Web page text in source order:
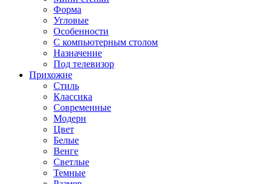
Форма
Угловые
Особенности
С компьютерным столом
Назначение
Под телевизор
Прихожие
Стиль
Классика
Современные
Модерн
Цвет
Белые
Венге
Светлые
Темные